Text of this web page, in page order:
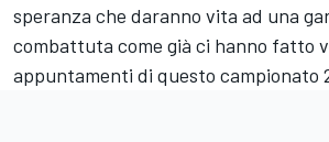
speranza che daranno vita ad una
combattuta come già ci hanno fatto
appuntamenti di questo campionato